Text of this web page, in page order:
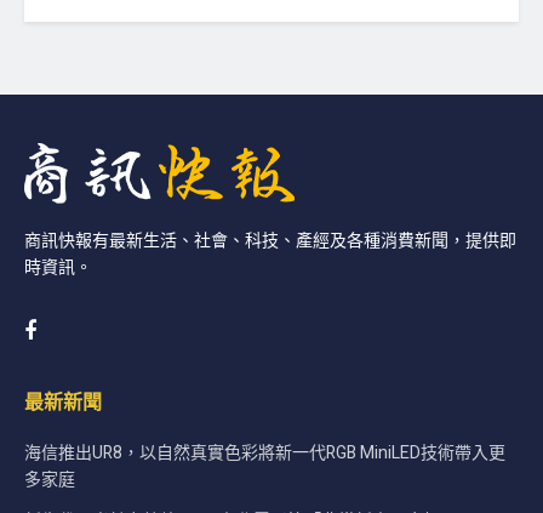
商訊快報有最新生活、社會、科技、產經及各種消費新聞，提供即
時資訊。
最新新聞
海信推出UR8，以自然真實色彩將新一代RGB MiniLED技術帶入更
多家庭